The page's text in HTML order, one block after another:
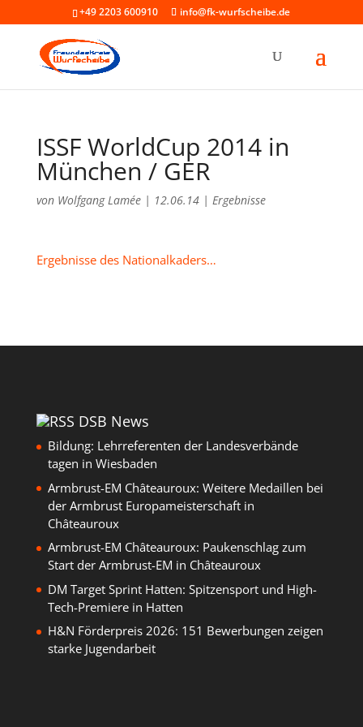
+49 2203 600910 info@fk-wurfscheibe.de
ISSF WorldCup 2014 in
München / GER
von Wolfgang Lamée| 12.06.14| Ergebnisse
Ergebnisse des Nationalkaders…
DSB News
Bildung: Lehrreferenten der Landesverbände
tagen in Wiesbaden
Armbrust-EM Châteauroux: Weitere Medaillen bei
der Armbrust Europameisterschaft in
Châteauroux
Armbrust-EM Châteauroux: Paukenschlag zum
Start der Armbrust-EM in Châteauroux
DM Target Sprint Hatten: Spitzensport und High-
Tech-Premiere in Hatten
H&N Förderpreis 2026: 151 Bewerbungen zeigen
starke Jugendarbeit